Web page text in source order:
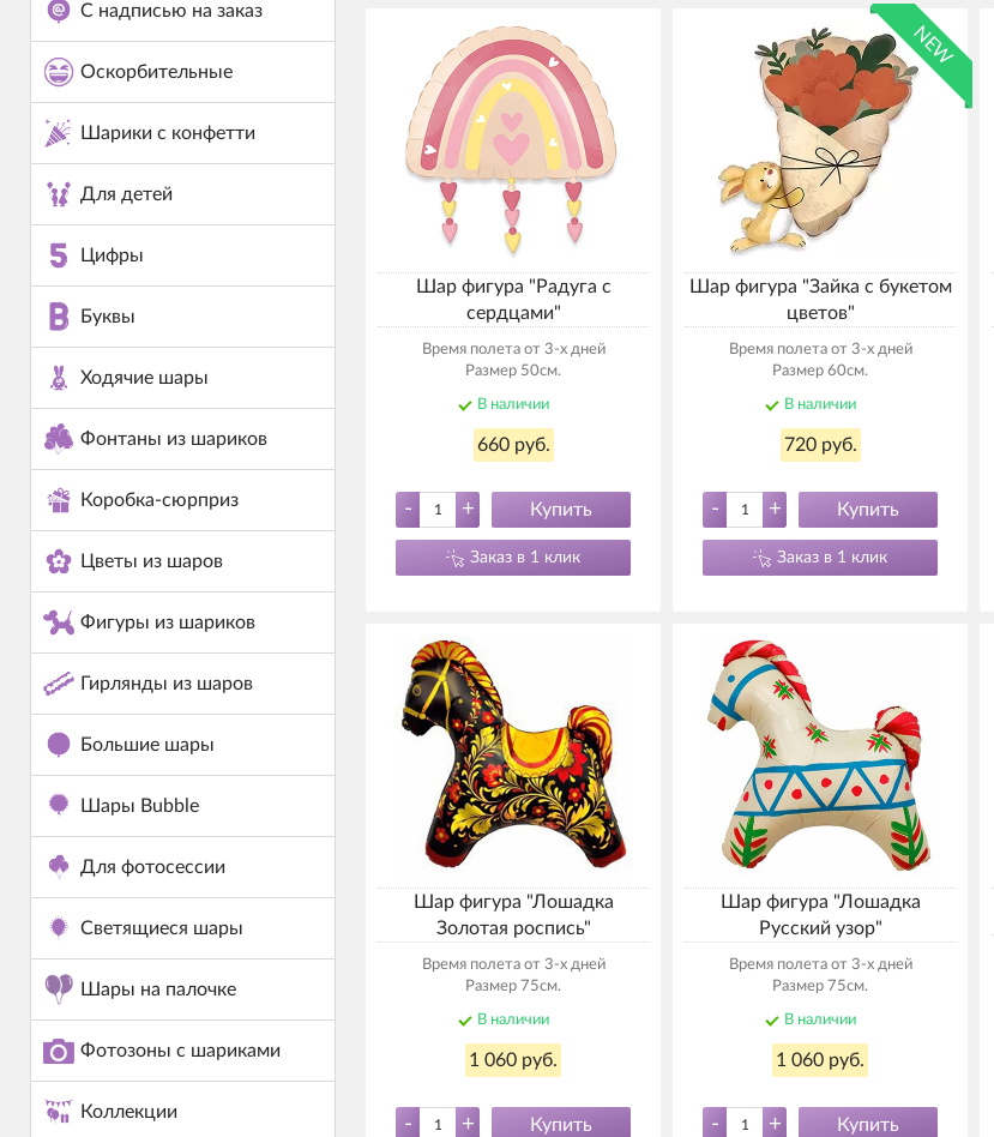
С надписью на заказ
Оскорбительные
Шарики с конфетти
Для детей
Цифры
Буквы
Ходячие шары
Фонтаны из шариков
Коробка-сюрприз
Цветы из шаров
Фигуры из шариков
Гирлянды из шаров
Большие шары
Шары Bubble
Для фотосессии
Светящиеся шары
Шары на палочке
Фотозоны с шариками
Коллекции
Шар фигура "Радуга с
сердцами"
Время полета от 3-х дней
Размер 50см.
В наличии
660 руб.
- + Купить
Заказ в 1 клик
NEW
Шар фигура "Зайка с букетом
цветов"
Время полета от 3-х дней
Размер 60см.
В наличии
720 руб.
- + Купить
Заказ в 1 клик
Шар фигура "Лошадка
Золотая роспись"
Время полета от 3-х дней
Размер 75см.
В наличии
1 060 руб.
- + Купить
Шар фигура "Лошадка
Русский узор"
Время полета от 3-х дней
Размер 75см.
В наличии
1 060 руб.
- + Купить